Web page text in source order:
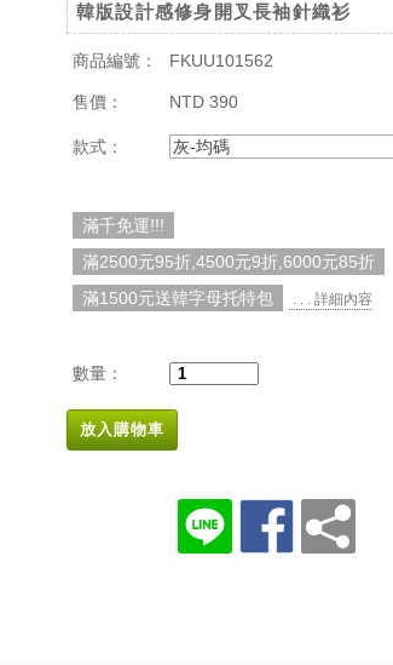
韓版設計感修身開叉長袖針織衫
商品編號： FKUU101562
售價： NTD 390
款式： 灰-均碼
滿千免運!!!
滿2500元95折,4500元9折,6000元85折
滿1500元送韓字母托特包
. . . 詳細內容
數量：
放入購物車